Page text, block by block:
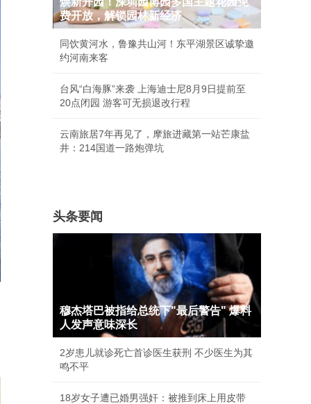
费开放，解锁园林新经济
同饮黄河水，鲁豫共山河！东平湖景区诚挚邀
约河南来客
台风“白海豚”来袭 上海迪士尼8月9日提前至
20点闭园 游客可无损退改行程
云南旅居7年再见了，摩旅进藏第一站芒康盐
井：214国道一路炮弹坑
头条要闻
穆杰塔巴被指给总统下"最后警告" 爆料
人发声意味深长
2岁患儿就诊死亡首诊医生获刑 不少医生为其
鸣不平
18岁女子遭已婚男强奸：被推到床上用皮带